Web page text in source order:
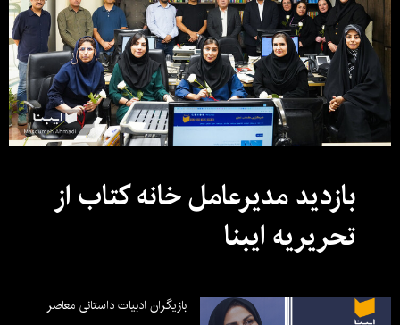
بازدید مدیرعامل خانه کتاب از
تحریریه ایبنا
بازیگران ادبیات داستانی معاصر